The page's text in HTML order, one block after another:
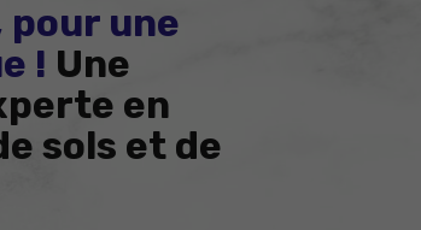
pour une
! Une
en
sols et de